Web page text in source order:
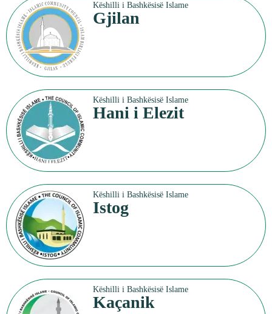
Këshilli i Bashkësisë Islame
Gjilan
Këshilli i Bashkësisë Islame
Hani i Elezit
Këshilli i Bashkësisë Islame
Istog
Këshilli i Bashkësisë Islame
Kaçanik